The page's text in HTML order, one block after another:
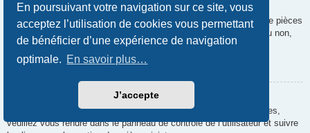
En poursuivant votre navigation sur ce site, vous
acceptez l’utilisation de cookies vous permettant
de bénéficier d’une expérience de navigation
optimale. En savoir plus…
J’accepte
Quelles pièces jointes sont autorisées sur ce forum ?
Chaque administrateur peut autoriser ou interdire certains types de pièces
jointes. Si vous n’êtes pas certain de savoir ce qui est autorisé ou non,
nous vous invitons à contacter un administrateur du forum.
Comment puis-je retrouver toutes mes pièces jointes ?
Pour retrouver la liste des pièces jointes que vous avez transférées,
veuillez vous rendre dans le panneau de contrôle de l’utilisateur et suivre